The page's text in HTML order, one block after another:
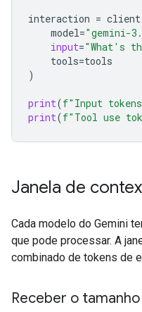
interaction = client
model="gemini-
input="What's
tools=tools
)
print(f"Input
print(f"Tool use
Janela de
Cada modelo do Gemini
que pode processar. A
combinado de tokens de
Receber o